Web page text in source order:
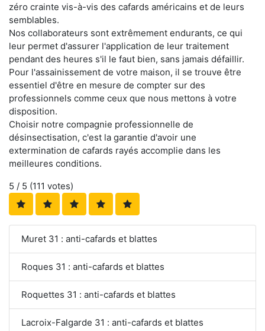
zéro crainte vis-à-vis des cafards américains et de leurs
semblables.
Nos collaborateurs sont extrêmement endurants, ce qui
leur permet d'assurer l'application de leur traitement
pendant des heures s'il le faut bien, sans jamais défaillir.
Pour l'assainissement de votre maison, il se trouve être
essentiel d'être en mesure de compter sur des
professionnels comme ceux que nous mettons à votre
disposition.
Choisir notre compagnie professionnelle de
désinsectisation, c'est la garantie d'avoir une
extermination de cafards rayés accomplie dans les
meilleures conditions.
5 / 5 (111 votes)
Muret 31 : anti-cafards et blattes
Roques 31 : anti-cafards et blattes
Roquettes 31 : anti-cafards et blattes
Lacroix-Falgarde 31 : anti-cafards et blattes